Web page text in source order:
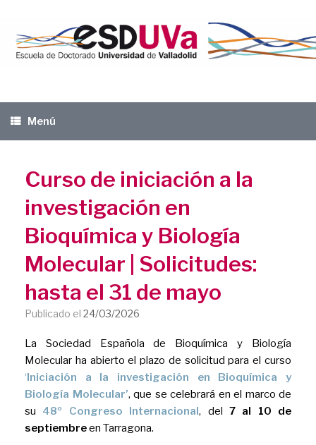
contenido
Menú
Curso de iniciación a la
investigación en
Bioquímica y Biología
Molecular | Solicitudes:
hasta el 31 de mayo
Publicado el 24/03/2026
La Sociedad Española de Bioquímica y Biología
Molecular ha abierto el plazo de solicitud para el curso
‘Iniciación a la investigación en Bioquímica y
Biología Molecular’, que se celebrará en el marco de
su 48º Congreso Internacional, del 7 al 10 de
septiembreen Tarragona.